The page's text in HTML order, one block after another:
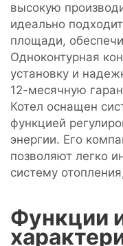
высокую
идеально
площади,
Одноконтурная
установку и
12-месячную
Котел оснащен
функцией
энергии. Его
позволяют легко
систему
Функции